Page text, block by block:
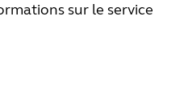
sur le service